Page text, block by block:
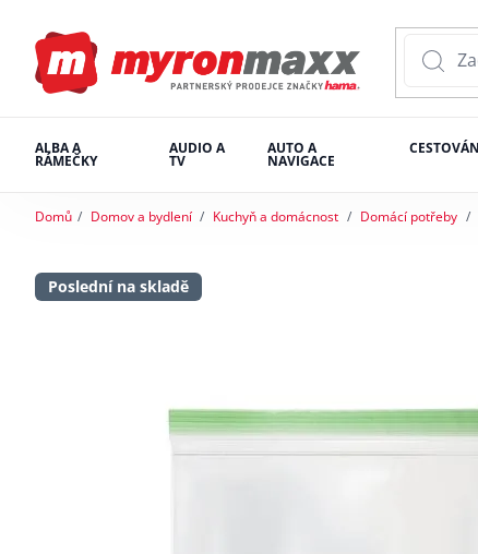
ALBA A
RÁMEČKY
AUDIO A
TV
AUTO A
NAVIGACE
Domů Domov a bydlení Kuchyň a domácnost Domácí potřeby
Poslední na skladě